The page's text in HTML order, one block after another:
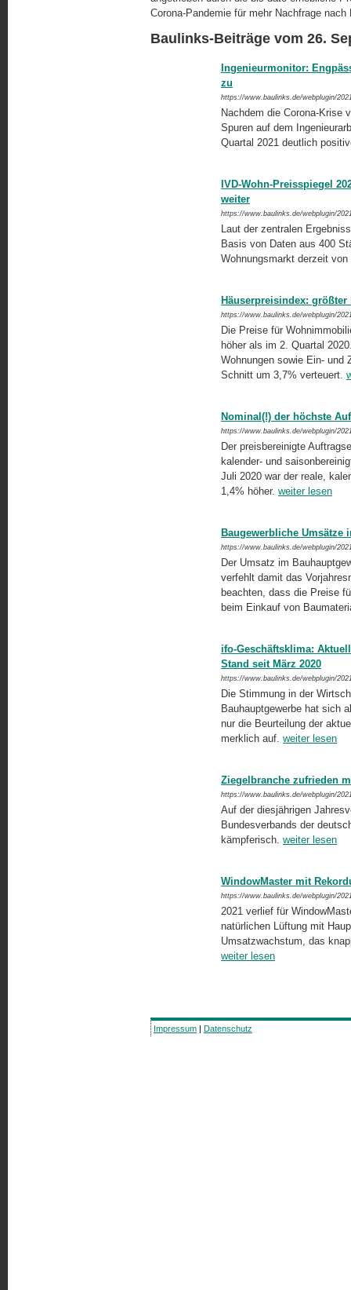
Corona-Pandemie für mehr Nachfrage
Baulinks-Beiträge vom 26.
Ingenieurmonitor:
zu
https://www.baulinks.de/webplugin/
Nachdem die Corona-Krise
Spuren auf dem
Quartal 2021 deutlich
IVD-Wohn-Preisspiegel
weiter
https://www.baulinks.de/webplugin/
Laut der zentralen
Basis von Daten aus 400
Wohnungsmarkt derzeit
Häuserpreisindex:
https://www.baulinks.de/webplugin/
Die Preise für
höher als im 2. Quartal
Wohnungen sowie Ein- und
Schnitt um 3,7% verteuert.
Nominal(!) der höchste
https://www.baulinks.de/webplugin/
Der preisbereinigte
kalender- und
Juli 2020 war der reale,
1,4% höher. weiter lesen
Baugewerbliche
https://www.baulinks.de/webplugin/
Der Umsatz im
verfehlt damit das
beachten, dass die Preise
beim Einkauf von
ifo-Geschäftsklima:
Stand seit März 2020
https://www.baulinks.de/webplugin/
Die Stimmung in der
Bauhauptgewerbe hat sich
nur die Beurteilung der
merklich auf. weiter lesen
Ziegelbranche zufrieden
https://www.baulinks.de/webplugin/
Auf der diesjährigen
Bundesverbands der
kämpferisch. weiter lesen
WindowMaster mit
https://www.baulinks.de/webplugin/
2021 verlief für
natürlichen Lüftung mit
Umsatzwachstum, das
weiter lesen
Impressum | Datenschutz